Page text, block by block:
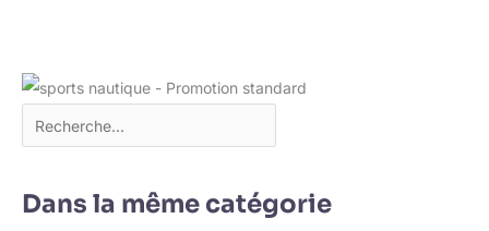
Dans la même catégorie